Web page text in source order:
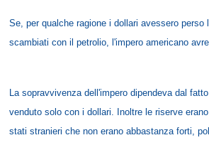
Se, per qualche ragione i dollari avessero perso
scambiati con il petrolio, l'impero americano
La sopravvivenza dell'impero dipendeva dal
venduto solo con i dollari. Inoltre le riserve
stati stranieri che non erano abbastanza forti,